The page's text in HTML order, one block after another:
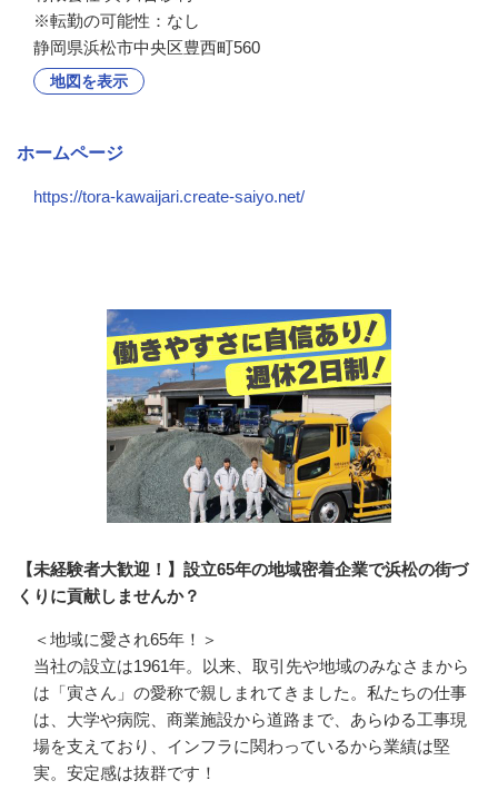
※転勤の可能性：なし
静岡県浜松市中央区豊西町560
地図を表示
ホームページ
https://tora-kawaijari.create-saiyo.net/
【未経験者大歓迎！】設立65年の地域密着企業で浜松の街づ
くりに貢献しませんか？
＜地域に愛され65年！＞
当社の設立は1961年。以来、取引先や地域のみなさまから
は「寅さん」の愛称で親しまれてきました。私たちの仕事
は、大学や病院、商業施設から道路まで、あらゆる工事現
場を支えており、インフラに関わっているから業績は堅
実。安定感は抜群です！